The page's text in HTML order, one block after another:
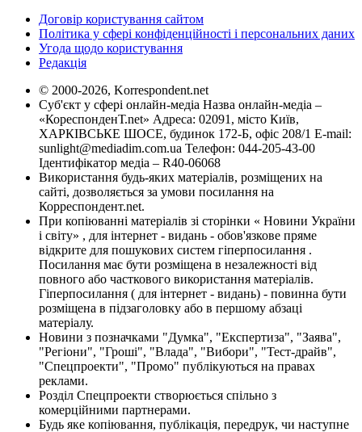
Договір користування сайтом
Політика у сфері конфіденційності і персональних даних
Угода щодо користування
Редакція
© 2000-2026, Korrespondent.net
Суб'єкт у сфері онлайн-медіа Назва онлайн-медіа –
«КореспонденТ.net» Адреса: 02091, місто Київ,
ХАРКІВСЬКЕ ШОСЕ, будинок 172-Б, офіс 208/1 E-mail:
sunlight@mediadim.com.ua Телефон: 044-205-43-00
Ідентифікатор медіа – R40-06068
Використання будь-яких матеріалів, розміщених на
сайті, дозволяється за умови посилання на
Корреспондент.net.
При копіюванні матеріалів зі сторінки « Новини України
і світу» , для інтернет - видань - обов'язкове пряме
відкрите для пошукових систем гіперпосилання .
Посилання має бути розміщена в незалежності від
повного або часткового використання матеріалів.
Гіперпосилання ( для інтернет - видань) - повинна бути
розміщена в підзаголовку або в першому абзаці
матеріалу.
Новини з позначками "Думка", "Експертиза", "Заява",
"Регіони", "Гроші", "Влада", "Вибори", "Тест-драйв",
"Спецпроекти", "Промо" публікуються на правах
реклами.
Розділ Спецпроекти створюється спільно з
комерційними партнерами.
Будь яке копіювання, публікація, передрук, чи наступне